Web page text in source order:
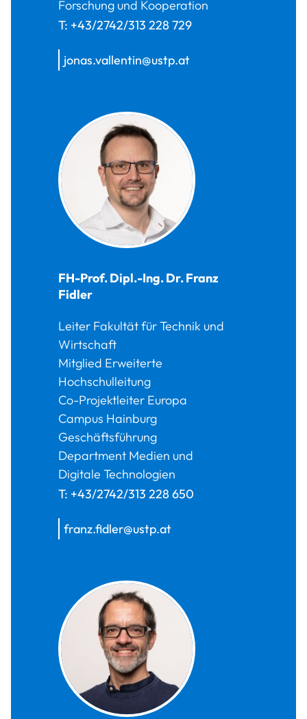
Forschung und Kooperation
T: +43/2742/313 228 729
jonas.vallentin@ustp.at
FH-Prof. Dipl.-Ing. Dr.Franz
Fidler
Leiter Fakultät für Technik und
Wirtschaft
Mitglied Erweiterte
Hochschulleitung
Co-Projektleiter Europa
Campus Hainburg
Geschäftsführung
Department Medien und
Digitale Technologien
T: +43/2742/313 228 650
franz.fidler@ustp.at